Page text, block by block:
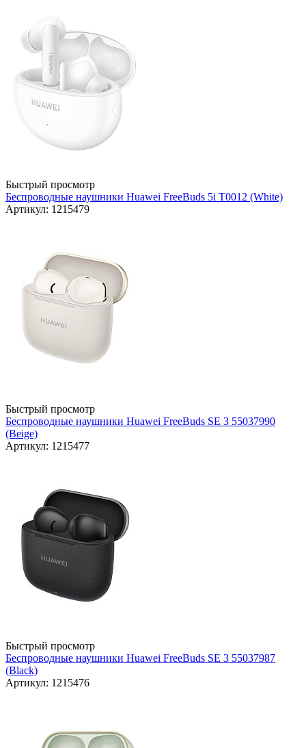
Быстрый просмотр
Беспроводные наушники Huawei FreeBuds 5i T0012 (White)
Артикул: 1215479
Быстрый просмотр
Беспроводные наушники Huawei FreeBuds SE 3 55037990
(Beige)
Артикул: 1215477
Быстрый просмотр
Беспроводные наушники Huawei FreeBuds SE 3 55037987
(Black)
Артикул: 1215476